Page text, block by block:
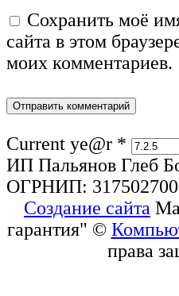
Сохранить моё
сайта в этом
моих комментариев.
Current ye@r *
ИП Пальянов Глеб
ОГРНИП:
Создание сайта
гарантия" ©
права